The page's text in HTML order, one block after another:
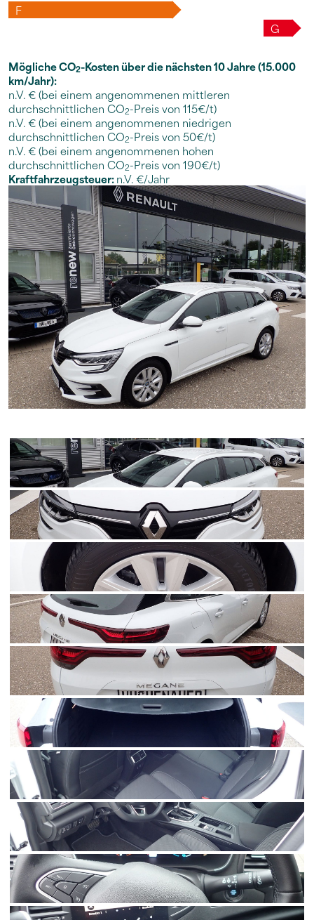
F
G
Mögliche CO2-Kosten über die nächsten 10 Jahre (15.000
km/Jahr):
n.V. € (bei einem angenommenen mittleren
durchschnittlichen CO2-Preis von 115€/t)
n.V. € (bei einem angenommenen niedrigen
durchschnittlichen CO2-Preis von 50€/t)
n.V. € (bei einem angenommenen hohen
durchschnittlichen CO2-Preis von 190€/t)
Kraftfahrzeugsteuer:n.V. €/Jahr